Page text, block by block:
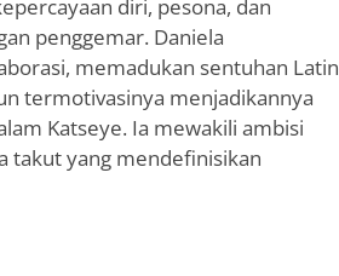
diri, pesona, dan
penggemar. Daniela
memadukan sentuhan Latin
termotivasinya menjadikannya
Katseye. Ia mewakili ambisi
takut yang mendefinisikan